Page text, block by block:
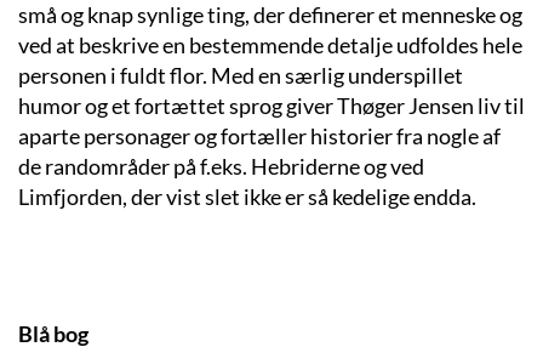
små og knap synlige ting, der definerer et menneske og
ved at beskrive en bestemmende detalje udfoldes hele
personen i fuldt flor. Med en særlig underspillet
humor og et fortættet sprog giver Thøger Jensen liv til
aparte personager og fortæller historier fra nogle af
de randområder på f.eks. Hebriderne og ved
Limfjorden, der vist slet ikke er så kedelige endda.
Blåbog